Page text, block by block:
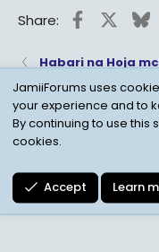
Share: Facebook
Habari na Hoja
Child Protection
JamiiForums uses
your experience and to
By continuing to use this
cookies.
Accept Learn